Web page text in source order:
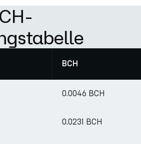
BCH
0.0046 BCH
0.0231 BCH